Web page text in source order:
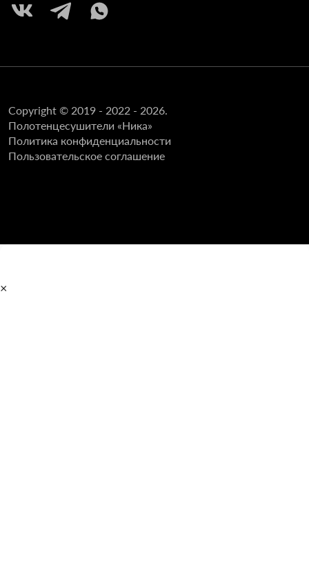
Copyright © 2019 - 2022 - 2026.
Полотенцесушители «Ника»
Политика конфиденциальности
Пользовательское соглашение
×